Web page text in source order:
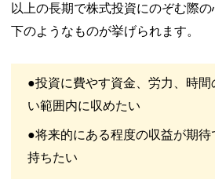
以上の長期で株式投資にのぞむ際
下のようなものが挙げられます。
●投資に費やす資金、労力、時
い範囲内に収めたい
●将来的にある程度の収益が期
持ちたい